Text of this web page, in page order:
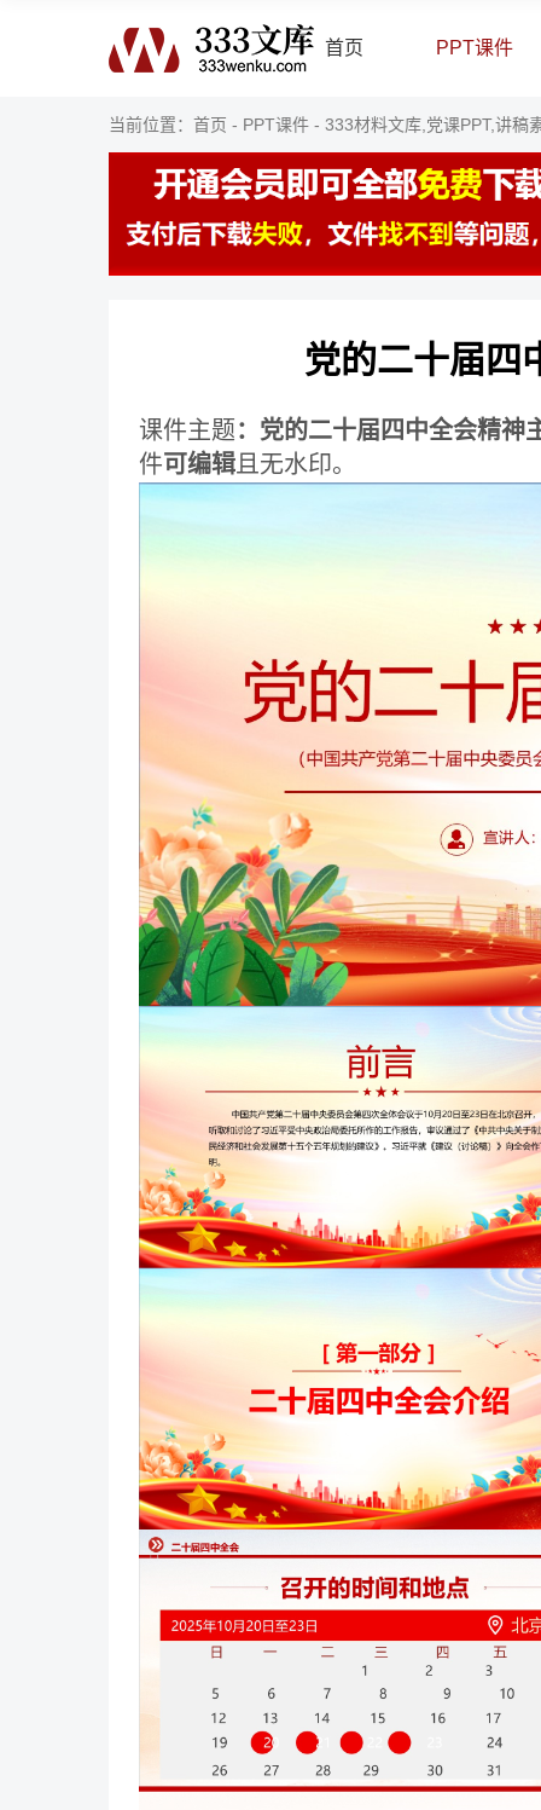
首页 PPT课件
当前位置： 首页 - PPT课件 - 333材料文库,党课PPT,讲稿
党的二十届四
课件主题：党的二十届四中全会精神
件可编辑 且无水印。